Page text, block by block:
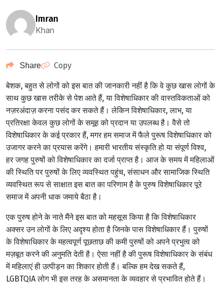
imran
Khan
Share Copy
बेशक, बहुत से लोगों को इस बात की जानकारी नहीं है कि वे कुछ खास लोगों के
साथ कुछ खास तरीके से पेश आते हैं, या विशेषाधिकार की वास्तविकताओं को
नज़रअंदाज़ करना पसंद कर सकते हैं। लेकिनविशेषाधिकार, लाभ, या
प्रतिरक्षा केवल कुछ लोगों के समूह को प्रदान या उपलब्ध है। वैसे तो
विशेषाधिकार के कई प्रकार हैं, मगर हम समाज में फैले पुरूष विशेषाधिकार को
उजागर करने का प्रयास करेंगे। हमारी भारतीय संस्कृति हो या संपूर्ण विश्व,
हर जगह पुरुषों को विशेषाधिकार का दर्जा प्राप्त है। आज के समय में महिलाओं
की स्थिति पर पुरुषों के लिए व्यवस्थित पहुंच, संसाधन और सामाजिक स्थिति
व्यवस्थित रूप से साक्षात इस बात का परिणाम है के पुरुष विशेषाधिकार पूरे
समाज में अपनी धाक जमाये बैठा है।
एक पुरुष होने के नाते मैंने इस बात को महसूस किया है कि विशेषाधिकार
अक्सर उन लोगों के लिए अदृश्य होता है जिनके पास विशेषाधिकार हैं। पुरुषों
के विशेषाधिकार के महत्वपूर्ण पूछताछ की कमी पुरुषों को अपने प्रभुत्व को
मज़बूत करने की अनुमति देती है। ऐसा नहीं है की पुरूष विशेषाधिकार के संबंध
में महिलाएं ही उत्पीड़न का शिकार होती हैं। बल्कि हम देख सकते हैं,
LGBTQIA लोग भी इस तरह के असमानता के व्यवहार से प्रभावित होते हैं।